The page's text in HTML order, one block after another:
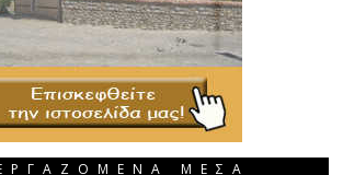
ΜΕΣΑ